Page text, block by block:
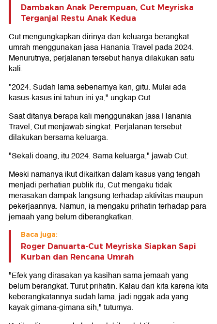
Dambakan Anak Perempuan, Cut Meyriska
Terganjal Restu Anak Kedua
Cut mengungkapkan dirinya dan keluarga berangkat
umrah menggunakan jasa Hanania Travel pada 2024.
Menurutnya, perjalanan tersebut hanya dilakukan satu
kali.
"2024. Sudah lama sebenarnya kan, gitu. Mulai ada
kasus-kasus ini tahun ini ya," ungkap Cut.
Saat ditanya berapa kali menggunakan jasa Hanania
Travel, Cut menjawab singkat. Perjalanan tersebut
dilakukan bersama keluarga.
"Sekali doang, itu 2024. Sama keluarga," jawab Cut.
Meski namanya ikut dikaitkan dalam kasus yang tengah
menjadi perhatian publik itu, Cut mengaku tidak
merasakan dampak langsung terhadap aktivitas maupun
pekerjaannya. Namun, ia mengaku prihatin terhadap para
jemaah yang belum diberangkatkan.
Baca juga:
Roger Danuarta-Cut Meyriska Siapkan Sapi
Kurban dan Rencana Umrah
"Efek yang dirasakan ya kasihan sama jemaah yang
belum berangkat. Turut prihatin. Kalau dari kita karena kita
keberangkatannya sudah lama, jadi nggak ada yang
kayak gimana-gimana sih," tuturnya.